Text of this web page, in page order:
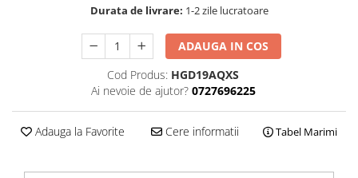
Durata de livrare: 1-2 zile lucratoare
ADAUGA IN COS
Cod Produs: HGD19AQXS
Ai nevoie de ajutor? 0727696225
Adauga la Favorite Cere informatii Tabel Marimi